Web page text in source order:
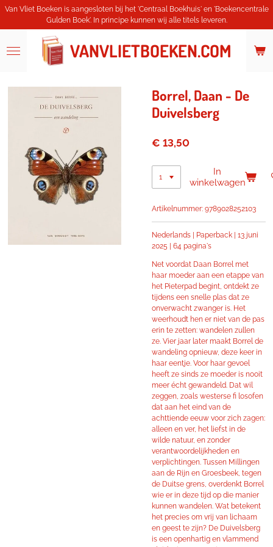
Ga
hoofdinhoud
VANVLIETBOEKEN.COM
Van Vliet Boeken is aangesloten bij het 'Centraal Boekhuis' en 'Boekencentrale
Gulden Boek'. In principe kunnen wij alle titels leveren.
Borrel, Daan - De
Duivelsberg
€ 13,50
In
winkelwagen
Artikelnummer: 9789028252103
Nederlands | Paperback | 13 juni
2025 | 64 pagina's
Net voordat Daan Borrel met
haar moeder aan een etappe van
het Pieterpad begint, ontdekt ze
tijdens een snelle plas dat ze
onverwacht zwanger is. Het
weerhoudt hen er niet van de pas
erin te zetten: wandelen zullen
ze. Vier jaar later maakt Borrel de
wandeling opnieuw, deze keer in
haar eentje. Voor haar gevoel
heeft ze sinds ze moeder is nooit
meer écht gewandeld. Dat wil
zeggen, zoals westerse fi losofen
dat aan het eind van de
achttiende eeuw voor zich zagen:
alleen en ver, het liefst in de
wilde natuur, en zonder
verantwoordelijkheden en
verplichtingen. Tussen Millingen
aan de Rijn en Groesbeek, tegen
de Duitse grens, overdenkt Borrel
wie er in deze tijd op die manier
kunnen wandelen. Wat betekent
het precies om vrij van lichaam
en geest te zijn? De Duivelsberg
is een openhartig en vlammend